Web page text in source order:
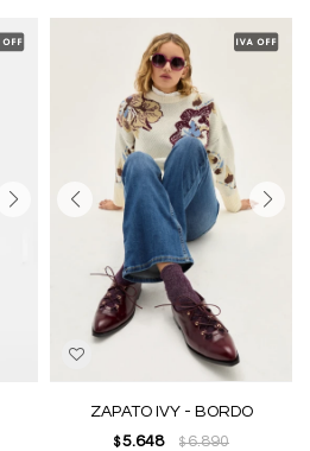
ZAPATO IVY - BORDO
$ 5.648 $6.890